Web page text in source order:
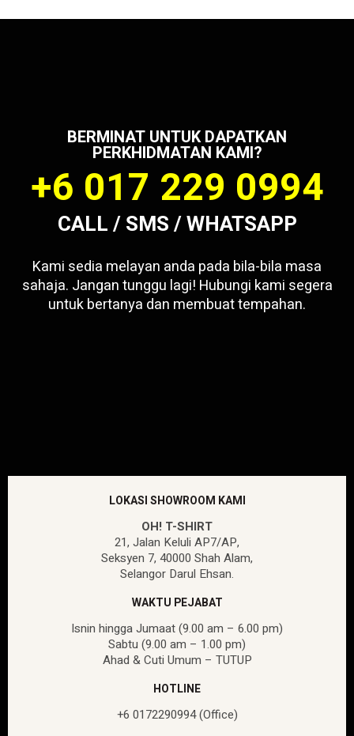
BERMINAT UNTUK DAPATKAN
PERKHIDMATAN KAMI?
+6 017 229 0994
CALL / SMS / WHATSAPP
Kami sedia melayan anda pada bila-bila masa
sahaja. Jangan tunggu lagi! Hubungi kami segera
untuk bertanya dan membuat tempahan.
LOKASI SHOWROOM KAMI
OH! T-SHIRT
21, Jalan Keluli AP7/AP,
Seksyen 7, 40000 Shah Alam,
Selangor Darul Ehsan.
WAKTU PEJABAT
Isnin hingga Jumaat (9.00 am – 6.00 pm)
Sabtu (9.00 am – 1.00 pm)
Ahad & Cuti Umum – TUTUP
HOTLINE
+6 0172290994 (Office)